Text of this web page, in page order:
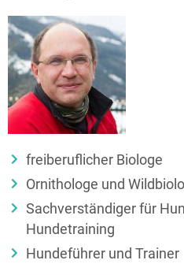
freiberuflicher Biologe
Ornithologe und
Sachverständiger für
Hundetraining
Hundeführer und Trainer